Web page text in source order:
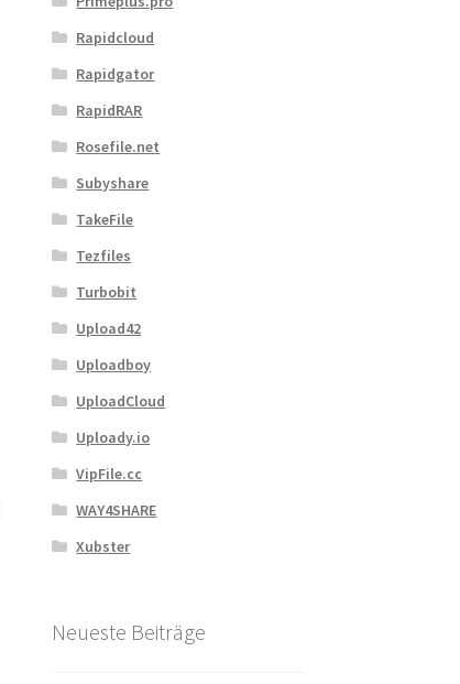
Rapidcloud
Rapidgator
RapidRAR
Rosefile.net
Subyshare
TakeFile
Tezfiles
Turbobit
Upload42
Uploadboy
UploadCloud
Uploady.io
VipFile.cc
WAY4SHARE
Xubster
Neueste Beiträge